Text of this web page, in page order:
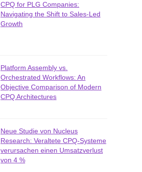
CPQ for PLG Companies:
Navigating the Shift to Sales-Led
Growth
Platform Assembly vs.
Orchestrated Workflows: An
Objective Comparison of Modern
CPQ Architectures
Neue Studie von Nucleus
Research: Veraltete CPQ-Systeme
verursachen einen Umsatzverlust
von 4 %